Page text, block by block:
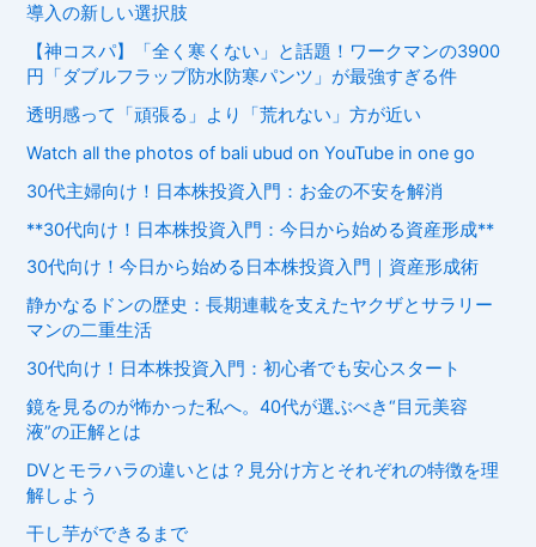
導入の新しい選択肢
【神コスパ】「全く寒くない」と話題！ワークマンの3900
円「ダブルフラップ防水防寒パンツ」が最強すぎる件
透明感って「頑張る」より「荒れない」方が近い
Watch all the photos of bali ubud on YouTube in one go
30代主婦向け！日本株投資入門：お金の不安を解消
**30代向け！日本株投資入門：今日から始める資産形成**
30代向け！今日から始める日本株投資入門｜資産形成術
静かなるドンの歴史：長期連載を支えたヤクザとサラリー
マンの二重生活
30代向け！日本株投資入門：初心者でも安心スタート
鏡を見るのが怖かった私へ。40代が選ぶべき“目元美容
液”の正解とは
DVとモラハラの違いとは？見分け方とそれぞれの特徴を理
解しよう
干し芋ができるまで